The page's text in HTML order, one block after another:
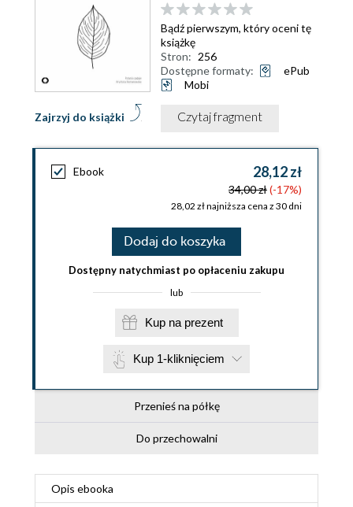
Zajrzyj do książki
Bądź pierwszym, który oceni tę
książkę
Stron: 256
Dostępne formaty:
ePub
Mobi
Czytaj fragment
Ebook 28,12 zł
34,00 zł(-17%)
28,02 zł najniższa cena z 30 dni
Dodaj do koszyka
Dostępny natychmiast po opłaceniu zakupu
lub
Kup na prezent
Kup 1-kliknięciem
Przenieś na półkę
Do przechowalni
Opis ebooka